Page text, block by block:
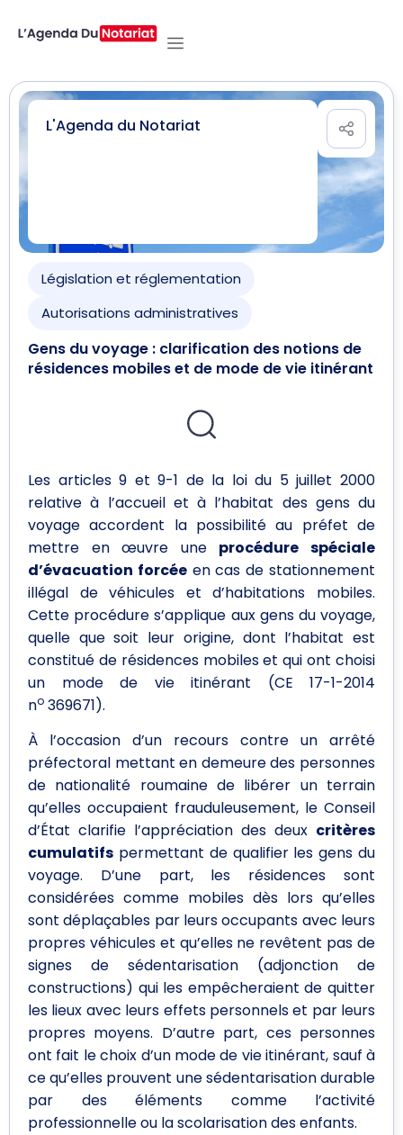
L'Agenda du Notariat
Législation et réglementation
Autorisations administratives
Gens du voyage : clarification des notions de
résidences mobiles et de mode de vie itinérant
Les articles 9 et 9-1 de la loi du 5 juillet 2000
relative à l’accueil et à l’habitat des gens du
voyage accordent la possibilité au préfet de
mettre en œuvre une procédure spéciale
d’évacuation forcéeen cas de stationnement
illégal de véhicules et d’habitations mobiles.
Cette procédure s’applique aux gens du voyage,
quelle que soit leur origine, dont l’habitat est
constitué de résidences mobiles et qui ont choisi
un mode de vie itinérant (CE 17-1-2014
no 369671).
À l’occasion d’un recours contre un arrêté
préfectoral mettant en demeure des personnes
de nationalité roumaine de libérer un terrain
qu’elles occupaient frauduleusement, le Conseil
d’État clarifie l’appréciation des deux critères
cumulatifs permettant de qualifier les gens du
voyage. D’une part, les résidences sont
considérées comme mobiles dès lors qu’elles
sont déplaçables par leurs occupants avec leurs
propres véhicules et qu’elles ne revêtent pas de
signes de sédentarisation (adjonction de
constructions) qui les empêcheraient de quitter
les lieux avec leurs effets personnels et par leurs
propres moyens. D’autre part, ces personnes
ont fait le choix d’un mode de vie itinérant, sauf à
ce qu’elles prouvent une sédentarisation durable
par des éléments comme l’activité
professionnelle ou la scolarisation des enfants.